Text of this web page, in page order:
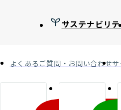
サステナビリテ
よくあるご質問・お問い合わせ